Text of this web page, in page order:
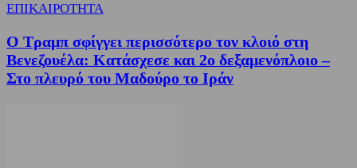
ΕΠΙΚΑΙΡΟΤΗΤΑ
Ο Τραμπ σφίγγει περισσότερο τον κλοιό στη
Βενεζουέλα: Κατάσχεσε και 2ο δεξαμενόπλοιο –
Στο πλευρό του Μαδούρο το Ιράν